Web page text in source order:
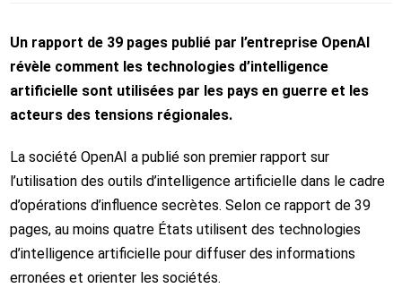
Un rapport de 39 pages publié par l’entreprise OpenAI
révèle comment les technologies d’intelligence
artificielle sont utilisées par les pays en guerre et les
acteurs des tensions régionales.
La société OpenAI a publié son premier rapport sur
l’utilisation des outils d’intelligence artificielle dans le cadre
d’opérations d’influence secrètes. Selon ce rapport de 39
pages, au moins quatre États utilisent des technologies
d’intelligence artificielle pour diffuser des informations
erronées et orienter les sociétés.